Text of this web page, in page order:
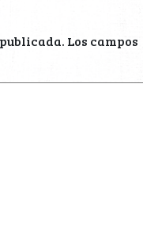
Los campos